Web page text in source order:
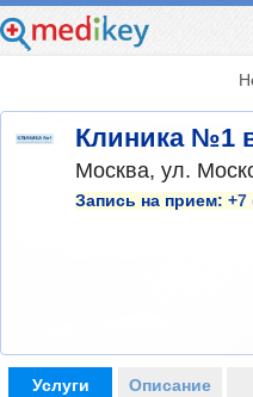
Клиника №1
Москва, ул.
Запись на прием: +7
Услуги Описание